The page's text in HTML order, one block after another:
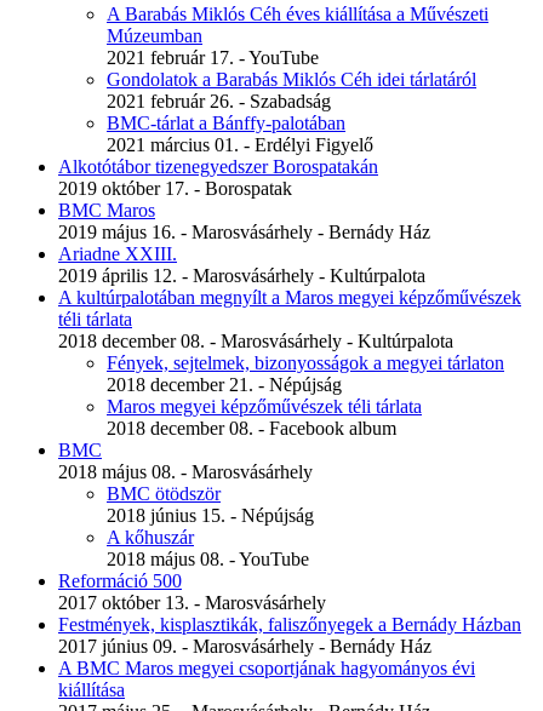
A Barabás Miklós Céh éves kiállítása a Művészeti
Múzeumban
2021 február 17. - YouTube
Gondolatok a Barabás Miklós Céh idei tárlatáról
2021 február 26. - Szabadság
BMC-tárlat a Bánffy-palotában
2021 március 01. - Erdélyi Figyelő
Alkotótábor tizenegyedszer Borospatakán
2019 október 17. - Borospatak
BMC Maros
2019 május 16. - Marosvásárhely - Bernády Ház
Ariadne XXIII.
2019 április 12. - Marosvásárhely - Kultúrpalota
A kultúrpalotában megnyílt a Maros megyei képzőművészek
téli tárlata
2018 december 08. - Marosvásárhely - Kultúrpalota
Fények, sejtelmek, bizonyosságok a megyei tárlaton
2018 december 21. - Népújság
Maros megyei képzőművészek téli tárlata
2018 december 08. - Facebook album
BMC
2018 május 08. - Marosvásárhely
BMC ötödször
2018 június 15. - Népújság
A kőhuszár
2018 május 08. - YouTube
Reformáció 500
2017 október 13. - Marosvásárhely
Festmények, kisplasztikák, faliszőnyegek a Bernády Házban
2017 június 09. - Marosvásárhely - Bernády Ház
A BMC Maros megyei csoportjának hagyományos évi
kiállítása